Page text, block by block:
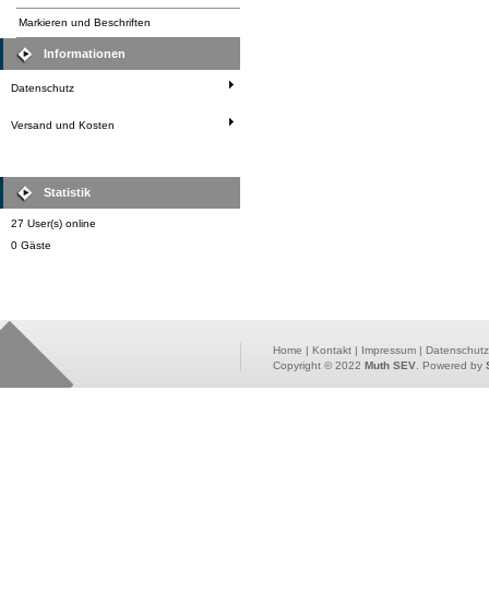
Markieren und Beschriften
Informationen
Datenschutz
Versand und Kosten
Statistik
27 User(s) online
0 Gäste
Home | Kontakt | Impressum |
Copyright © 2022 Muth SEV . Powered by